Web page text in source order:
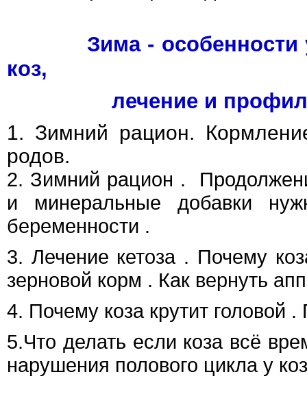
Зима - особенности
коз,
лечение и
1. Зимний рацион.
родов.
2. Зимний рацион .
и минеральные добавки
беременности .
3. Лечение кетоза . Почему
зерновой корм . Как вернуть
4. Почему коза крутит головой
5.Что делать если коза всё
нарушения полового цикла у коз